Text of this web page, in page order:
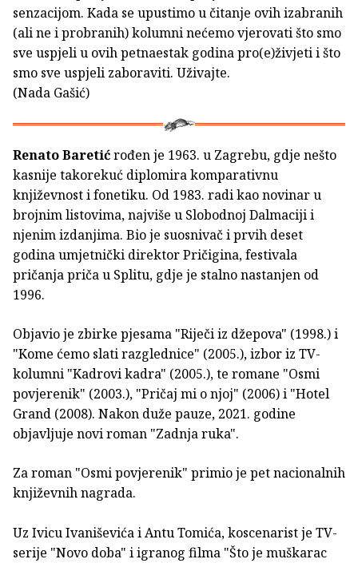
senzacijom. Kada se upustimo u čitanje ovih izabranih
(ali ne i probranih) kolumni nećemo vjerovati što smo
sve uspjeli u ovih petnaestak godina pro(e)živjeti i što
smo sve uspjeli zaboraviti. Uživajte.
(Nada Gašić)
Renato Baretićrođen je 1963. u Zagrebu, gdje nešto
kasnije takorekuć diplomira komparativnu
književnost i fonetiku. Od 1983. radi kao novinar u
brojnim listovima, najviše u Slobodnoj Dalmaciji i
njenim izdanjima. Bio je suosnivač i prvih deset
godina umjetnički direktor Pričigina, festivala
pričanja priča u Splitu, gdje je stalno nastanjen od
1996.
Objavio je zbirke pjesama "Riječi iz džepova" (1998.) i
"Kome ćemo slati razglednice" (2005.), izbor iz TV-
kolumni "Kadrovi kadra" (2005.), te romane "Osmi
povjerenik" (2003.), "Pričaj mi o njoj" (2006) i "Hotel
Grand (2008). Nakon duže pauze, 2021. godine
objavljuje novi roman "Zadnja ruka".
Za roman "Osmi povjerenik" primio je pet nacionalnih
književnih nagrada.
Uz Ivicu Ivaniševića i Antu Tomića, koscenarist je TV-
serije "Novo doba" i igranog filma "Što je muškarac